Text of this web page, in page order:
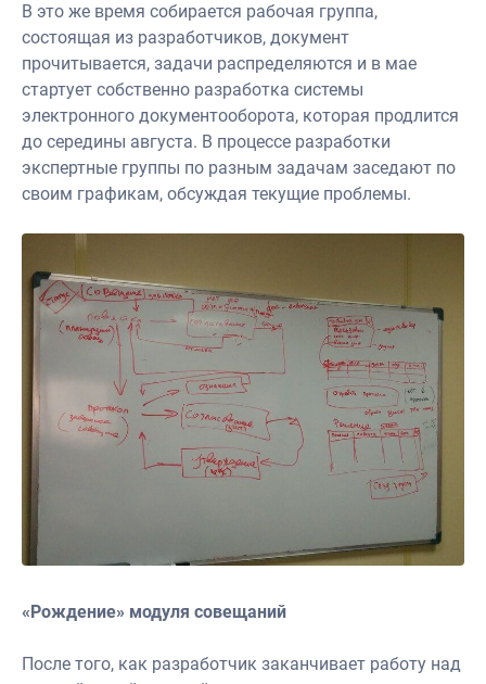
В это же время собирается рабочая группа,
состоящая из разработчиков, документ
прочитывается, задачи распределяются и в мае
стартует собственно разработка системы
электронного документооборота, которая продлится
до середины августа. В процессе разработки
экспертные группы по разным задачам заседают по
своим графикам, обсуждая текущие проблемы.
«Рождение» модуля совещаний
После того, как разработчик заканчивает работу над